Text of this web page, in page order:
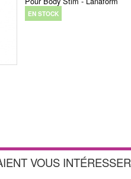
EN STOCK
VOUS INTÉRESSER